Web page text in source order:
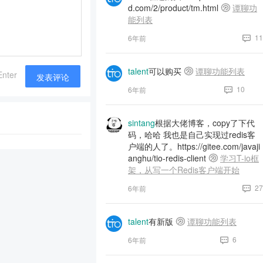
发表评论
d.com/2/product/tm.html
谭聊功
能列表
6年前 11
talent可以购买 谭聊功能列表
6年前 10
sintang根据大佬博客，copy了下代
码，哈哈 我也是自己实现过redis客
户端的人了。https://gitee.com/javaji
anghu/tio-redis-client
学习T-io框
架，从写一个Redis客户端开始
6年前 27
talent有新版 谭聊功能列表
6年前 6